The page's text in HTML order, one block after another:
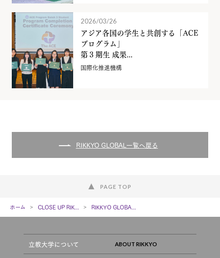
2026/03/26
アジア各国の学生と共創する「ACE
プログラム」
第３期生 成果...
国際化推進機構
RIKKYO GLOBAL一覧へ戻る
PAGE TOP
ホーム CLOSE UP RIK... RIKKYO GLOBA...
立教大学について